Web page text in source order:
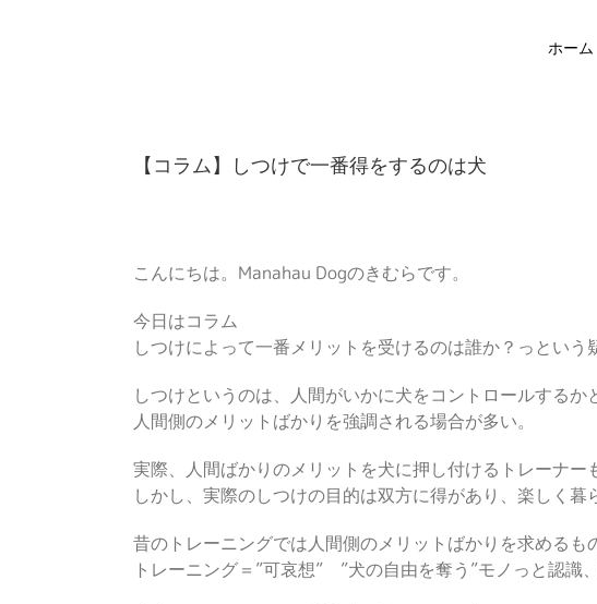
ホーム
【コラム】しつけで一番得をするのは犬
こんにちは。Manahau Dogのきむらです。
今日はコラム
しつけによって一番メリットを受けるのは誰か？っという
しつけというのは、人間がいかに犬をコントロールするか
人間側のメリットばかりを強調される場合が多い。
実際、人間ばかりのメリットを犬に押し付けるトレーナー
しかし、実際のしつけの目的は双方に得があり、楽しく暮
昔のトレーニングでは人間側のメリットばかりを求めるも
トレーニング＝”可哀想” ”犬の自由を奪う”モノっと認識